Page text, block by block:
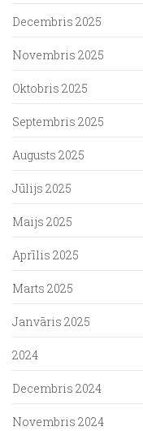
Decembris 2025
Novembris 2025
Oktobris 2025
Septembris 2025
Augusts 2025
Jūlijs 2025
Maijs 2025
Aprīlis 2025
Marts 2025
Janvāris 2025
2024
Decembris 2024
Novembris 2024